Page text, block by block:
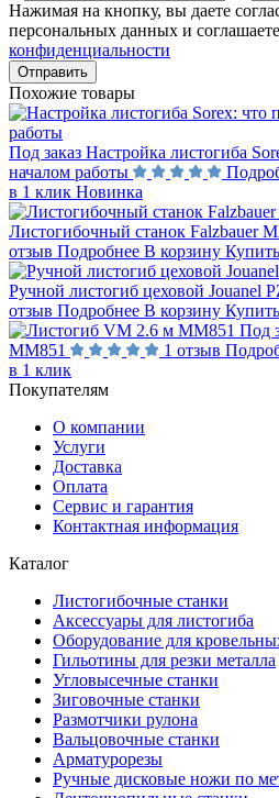
Нажимая на кнопку, вы даете
персональных данных и
конфиденциальности
Отправить
Похожие товары
Под заказ Настройка листогиба
началом работы
в 1 клик Новинка
Листогибочный станок Falzbauer
отзыв Подробнее В корзину
Ручной листогиб цеховой Jouanel
отзыв Подробнее В корзину
Под
MM851
1 отзыв
в 1 клик
Покупателям
О компании
Услуги
Доставка
Оплата
Сервис и гарантия
Контактная информация
Каталог
Листогибочные станки
Аксессуары для листогиба
Оборудование для
Гильотины для резки металла
Угловысечные станки
Зиговочные станки
Размотчики рулона
Вальцовочные станки
Арматурорезы
Ручные дисковые ножи по